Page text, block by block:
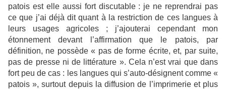
patois est elle aussi fort discutable : je ne reprendrai pas
ce que j’ai déjà dit quant à la restriction de ces langues à
leurs usages agricoles ; j’ajouterai cependant mon
étonnement devant l’affirmation que le patois, par
définition, ne possède « pas de forme écrite, et, par suite,
pas de presse ni de littérature ». Cela n’est vrai que dans
fort peu de cas : les langues qui s’auto-désignent comme «
patois », surtout depuis la diffusion de l’imprimerie et plus